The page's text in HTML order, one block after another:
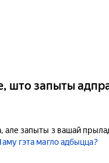
што запыты
але запыты з вашай
гэта магло адбыцца?